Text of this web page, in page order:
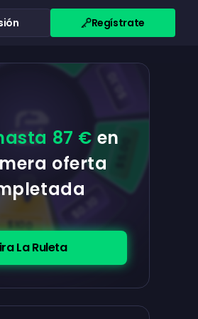
Regístrate
87 € en
oferta
La Ruleta
$100
$5.00
$5.00